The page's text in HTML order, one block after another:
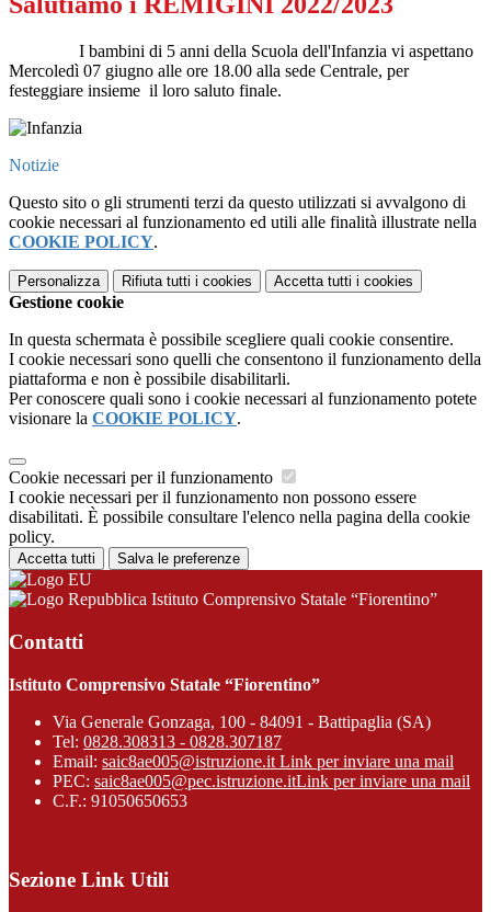
I bambini di 5 anni della Scuola dell'Infanzia vi aspettano
Mercoledì 07 giugno alle ore 18.00 alla sede Centrale, per
festeggiare insieme il loro saluto finale.
Notizie
Questo sito o gli strumenti terzi da questo utilizzati si avvalgono di
cookie necessari al funzionamento ed utili alle finalità illustrate nella
COOKIE POLICY.
Personalizza Rifiuta tutti i cookies Accetta tutti i cookies
Gestione cookie
In questa schermata è possibile scegliere quali cookie consentire.
I cookie necessari sono quelli che consentono il funzionamento della
piattaforma e non è possibile disabilitarli.
Per conoscere quali sono i cookie necessari al funzionamento potete
visionare la COOKIE POLICY.
Cookie necessari per il funzionamento
I cookie necessari per il funzionamento non possono essere
disabilitati. È possibile consultare l'elenco nella pagina della cookie
policy.
Accetta tutti Salva le preferenze
Istituto Comprensivo Statale “Fiorentino”
Contatti
Istituto Comprensivo Statale “Fiorentino”
Via Generale Gonzaga, 100 - 84091 - Battipaglia (SA)
Tel: 0828.308313 - 0828.307187
Email: saic8ae005@istruzione.it Link per inviare una mail
PEC: saic8ae005@pec.istruzione.itLink per inviare una mail
C.F.: 91050650653
Sezione Link Utili